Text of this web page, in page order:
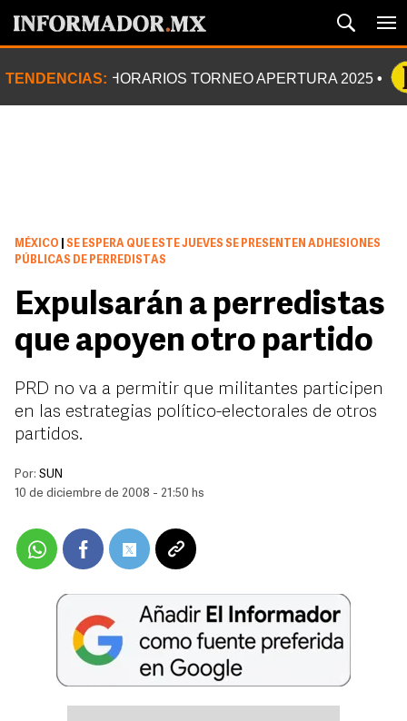
TENDENCIAS: HORARIOS TORNEO APERTURA 2025
MÉXICO
SE ESPERA QUE ESTE JUEVES SE PRESENTEN ADHESIONES
PÚBLICAS DE PERREDISTAS
Expulsarán a perredistas
que apoyen otro partido
PRD no va a permitir que militantes participen
en las estrategias político-electorales de otros
partidos.
Por: SUN
10 de diciembre de 2008 - 21:50 hs